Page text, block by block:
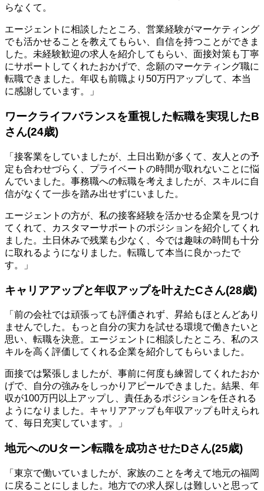
らなくて。
エージェントに相談したところ、営業経験がマーケティング
でも活かせることを教えてもらい、自信を持つことができま
した。未経験歓迎の求人を紹介してもらい、面接対策も丁寧
にサポートしてくれたおかげで、念願のマーケティング職に
転職できました。年収も前職より50万円アップして、本当
に感謝しています。」
ワークライフバランスを重視した転職を実現したB
さん(24歳)
「接客業をしていましたが、土日出勤が多くて、友人との予
定も合わせづらく、プライベートの時間が取れないことに悩
んでいました。事務職への転職を考えましたが、スキルに自
信がなくて一歩を踏み出せずにいました。
エージェントの方が、私の接客経験を活かせる企業を見つけ
てくれて、カスタマーサポートのポジションを紹介してくれ
ました。土日休みで残業も少なく、今では趣味の時間も十分
に取れるようになりました。転職して本当に良かったで
す。」
キャリアアップと年収アップを叶えたCさん(28歳)
「前の会社では頑張っても評価されず、昇給もほとんどあり
ませんでした。もっと自分の実力を試せる環境で働きたいと
思い、転職を決意。エージェントに相談したところ、私のス
キルを高く評価してくれる企業を紹介してもらいました。
面接では緊張しましたが、事前に何度も練習してくれたおか
げで、自分の強みをしっかりアピールできました。結果、年
収が100万円以上アップし、責任あるポジションを任される
ようになりました。キャリアアップも年収アップも叶えられ
て、毎日充実しています。」
地元へのUターン転職を成功させたDさん(25歳)
「東京で働いていましたが、家族のことを考えて地元の福岡
に戻ることにしました。地方での求人探しは難しいと思って